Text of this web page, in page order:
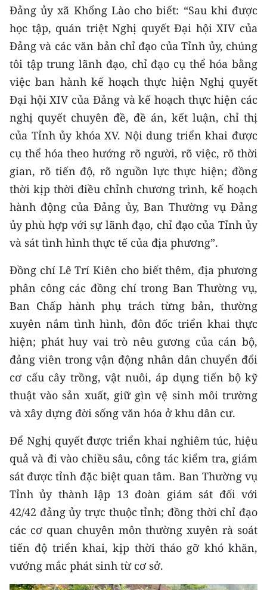
Đảng ủy xã Khổng Lào cho biết: “Sau khi được
học tập, quán triệt Nghị quyết Đại hội XIV của
Đảng và các văn bản chỉ đạo của Tỉnh ủy, chúng
tôi tập trung lãnh đạo, chỉ đạo cụ thể hóa bằng
việc ban hành kế hoạch thực hiện Nghị quyết
Đại hội XIV của Đảng và kế hoạch thực hiện các
nghị quyết chuyên đề, đề án, kết luận, chỉ thị
của Tỉnh ủy khóa XV. Nội dung triển khai được
cụ thể hóa theo hướng rõ người, rõ việc, rõ thời
gian, rõ tiến độ, rõ nguồn lực thực hiện; đồng
thời kịp thời điều chỉnh chương trình, kế hoạch
hành động của Đảng ủy, Ban Thường vụ Đảng
ủy phù hợp với sự lãnh đạo, chỉ đạo của Tỉnh ủy
và sát tình hình thực tế của địa phương”.
Đồng chí Lê Trí Kiên cho biết thêm, địa phương
phân công các đồng chí trong Ban Thường vụ,
Ban Chấp hành phụ trách từng bản, thường
xuyên nắm tình hình, đôn đốc triển khai thực
hiện; phát huy vai trò nêu gương của cán bộ,
đảng viên trong vận động nhân dân chuyển đổi
cơ cấu cây trồng, vật nuôi, áp dụng tiến bộ kỹ
thuật vào sản xuất, giữ gìn vệ sinh môi trường
và xây dựng đời sống văn hóa ở khu dân cư.
Để Nghị quyết được triển khai nghiêm túc, hiệu
quả và đi vào chiều sâu, công tác kiểm tra, giám
sát được tỉnh đặc biệt quan tâm. Ban Thường vụ
Tỉnh ủy thành lập 13 đoàn giám sát đối với
42/42 đảng ủy trực thuộc tỉnh; đồng thời chỉ đạo
các cơ quan chuyên môn thường xuyên rà soát
tiến độ triển khai, kịp thời tháo gỡ khó khăn,
vướng mắc phát sinh từ cơ sở.